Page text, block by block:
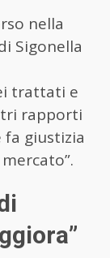
nella
Sigonella
trattati e
rapporti
fa giustizia